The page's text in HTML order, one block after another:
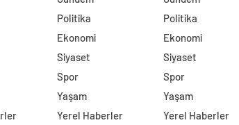
Politika
Ekonomi
Siyaset
Spor
Yaşam
Yerel Haberler
Politika
Ekonomi
Siyaset
Spor
Yaşam
Yerel Haberler